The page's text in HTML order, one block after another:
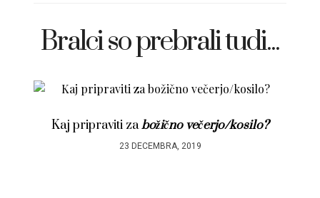
Bralci so prebrali tudi...
Kaj pripraviti zabožično večerjo/kosilo?
23 DECEMBRA, 2019